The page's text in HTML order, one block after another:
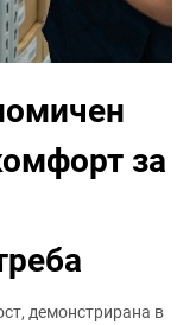
за
демонстрирана в